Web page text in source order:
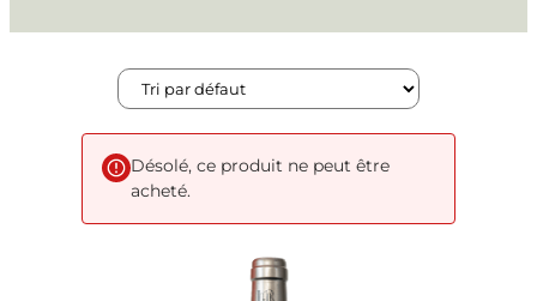
Désolé, ce produit ne peut être
acheté.